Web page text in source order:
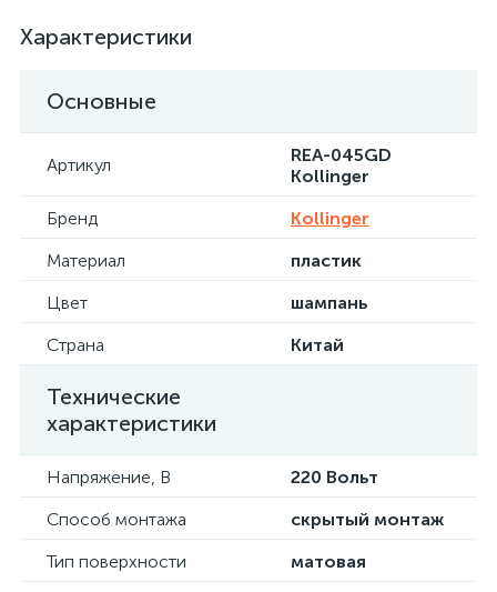
Характеристики
Основные
Артикул
REA-045GD
Kollinger
Бренд
Kollinger
Материал
пластик
Цвет
шампань
Страна
Китай
Технические
характеристики
Напряжение, В
220 Вольт
Способ монтажа
скрытый монтаж
Тип поверхности
матовая